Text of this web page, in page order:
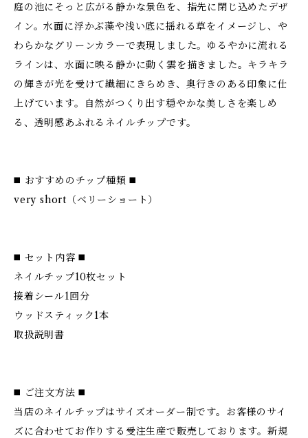
庭の池にそっと広がる静かな景色を、指先に閉じ込めたデザ
イン。水面に浮かぶ藻や浅い底に揺れる草をイメージし、や
わらかなグリーンカラーで表現しました。ゆるやかに流れる
ラインは、水面に映る静かに動く雲を描きました。キラキラ
の輝きが光を受けて繊細にきらめき、奥行きのある印象に仕
上げています。自然がつくり出す穏やかな美しさを楽しめ
る、透明感あふれるネイルチップです。
◼️ おすすめのチップ種類 ◼️
very short（ベリーショート）
◼️ セット内容 ◼️
ネイルチップ10枚セット
接着シール1回分
ウッドスティック1本
取扱説明書
◼️ ご注文方法 ◼️
当店のネイルチップはサイズオーダー制です。お客様のサイ
ズに合わせてお作りする受注生産で販売しております。新規